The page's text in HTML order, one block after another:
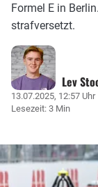
Formel E in
strafversetzt.
Lev
13.07.2025, 12:57 Uhr
Lesezeit: 3 Min